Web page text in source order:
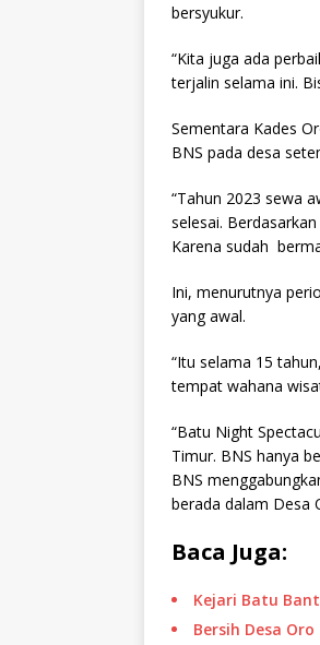
bersyukur.
“Kita juga ada
terjalin selama ini.
Sementara Kades
BNS pada desa
“Tahun 2023 sewa
selesai.
Karena sudah
Ini, menurutnya
yang awal.
“Itu selama 15
tempat wahana
“Batu Night
Timur. BNS hanya
BNS
berada dalam Desa
Baca Juga:
Kejari Batu
Bersih Desa